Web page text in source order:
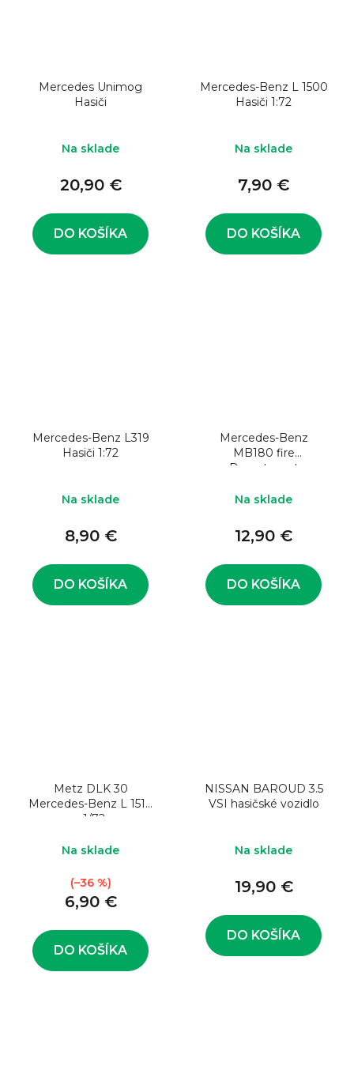
Mercedes Unimog
Hasiči
Na sklade
20,90 €
DO KOŠÍKA
Mercedes-Benz L 1500
Hasiči 1:72
Na sklade
7,90 €
DO KOŠÍKA
Mercedes-Benz L319
Hasiči 1:72
Na sklade
8,90 €
DO KOŠÍKA
Mercedes-Benz
MB180 fire
Department
Na sklade
12,90 €
DO KOŠÍKA
Metz DLK 30
Mercedes-Benz L 1519
- 1/72
Na sklade
6,90 €
(–36 %)
DO KOŠÍKA
NISSAN BAROUD 3.5
VSI hasičské vozidlo
Na sklade
19,90 €
DO KOŠÍKA